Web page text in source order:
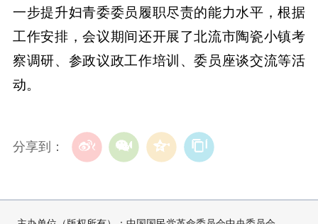
一步提升妇青委委员履职尽责的能力水平，根据
工作安排，会议期间还开展了北流市陶瓷小镇考
察调研、参政议政工作培训、委员座谈交流等活
动。
分享到：